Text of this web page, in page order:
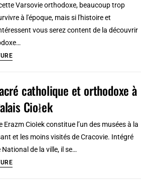
baroque,
Corbusier
Varsovie orthodoxe, beaucoup trop
à l'époque, mais si l'histoire et
vous serez content de la découvrir
Destruction
orthodoxes
à
1939
catholique et orthodoxe à
Ciołek
Erazm Ciołek constitue l’un des musées à la
et les moins visités de Cracovie. Intégré
de la ville, il se…
Musée